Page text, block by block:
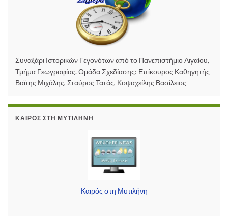
Συναξάρι Ιστορικών Γεγονότων από το Πανεπιστήμιο Αιγαίου,
Τμήμα Γεωγραφίας. Ομάδα Σχεδίασης: Επίκουρος Καθηγητής
Βαϊτης Μιχάλης, Σταύρος Τατάς, Κοψαχείλης Βασίλειος
ΚΑΙΡΌΣ ΣΤΗ ΜΥΤΙΛΉΝΗ
Καιρός στη Μυτιλήνη